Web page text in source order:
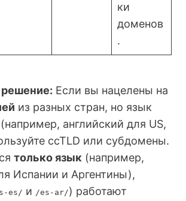
ки
доменов
.
Если вы нацелены на
из разных стран, но язык
английский для US,
ccTLD или субдомены.
только язык (например,
Испании и Аргентины),
es/ и /es-ar/) работают